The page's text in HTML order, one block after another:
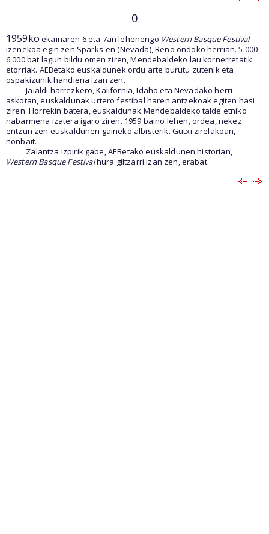
0
1959ko ekainaren 6 eta 7an lehenengo Western Basque Festival
izenekoa egin zen Sparks-en (Nevada), Reno ondoko herrian. 5.000-
6.000 bat lagun bildu omen ziren, Mendebaldeko lau kornerretatik
etorriak. AEBetako euskaldunek ordu arte burutu zutenik eta
ospakizunik handiena izan zen.
Jaialdi harrezkero, Kalifornia, Idaho eta Nevadako herri
askotan, euskaldunak urtero festibal haren antzekoak egiten hasi
ziren. Horrekin batera, euskaldunak Mendebaldeko talde etniko
nabarmena izatera igaro ziren. 1959 baino lehen, ordea, nekez
entzun zen euskaldunen gaineko albisterik. Gutxi zirelakoan,
nonbait.
Zalantza izpirik gabe, AEBetako euskaldunen historian,
Western Basque Festivalhura giltzarri izan zen, erabat.